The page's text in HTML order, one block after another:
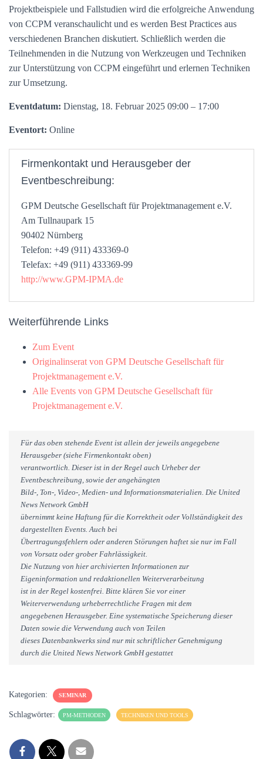
Projektbeispiele und Fallstudien wird die erfolgreiche Anwendung
von CCPM veranschaulicht und es werden Best Practices aus
verschiedenen Branchen diskutiert. Schließlich werden die
Teilnehmenden in die Nutzung von Werkzeugen und Techniken
zur Unterstützung von CCPM eingeführt und erlernen Techniken
zur Umsetzung.
Eventdatum: Dienstag, 18. Februar 2025 09:00 – 17:00
Eventort: Online
Firmenkontakt und Herausgeber der
Eventbeschreibung:
GPM Deutsche Gesellschaft für Projektmanagement e.V.
Am Tullnaupark 15
90402 Nürnberg
Telefon: +49 (911) 433369-0
Telefax: +49 (911) 433369-99
http://www.GPM-IPMA.de
Weiterführende Links
Zum Event
Originalinserat von GPM Deutsche Gesellschaft für
Projektmanagement e.V.
Alle Events von GPM Deutsche Gesellschaft für
Projektmanagement e.V.
Für das oben stehende Event ist allein der jeweils angegebene
Herausgeber (siehe Firmenkontakt oben)
verantwortlich. Dieser ist in der Regel auch Urheber der
Eventbeschreibung, sowie der angehängten
Bild-, Ton-, Video-, Medien- und Informationsmaterialien. Die United
News Network GmbH
übernimmt keine Haftung für die Korrektheit oder Vollständigkeit des
dargestellten Events. Auch bei
Übertragungsfehlern oder anderen Störungen haftet sie nur im Fall
von Vorsatz oder grober Fahrlässigkeit.
Die Nutzung von hier archivierten Informationen zur
Eigeninformation und redaktionellen Weiterverarbeitung
ist in der Regel kostenfrei. Bitte klären Sie vor einer
Weiterverwendung urheberrechtliche Fragen mit dem
angegebenen Herausgeber. Eine systematische Speicherung dieser
Daten sowie die Verwendung auch von Teilen
dieses Datenbankwerks sind nur mit schriftlicher Genehmigung
durch die United News Network GmbH gestattet
Kategorien: SEMINAR
Schlagwörter: PM-METHODEN TECHNIKEN UND TOOLS